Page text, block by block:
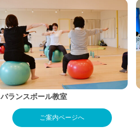
バランスボール教室
ご案内ページへ